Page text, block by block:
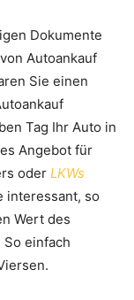
Dokumente
Autoankauf
Sie einen
Tag Ihr Auto in
Angebot für
oder LKWs
interessant, so
Wert des
einfach